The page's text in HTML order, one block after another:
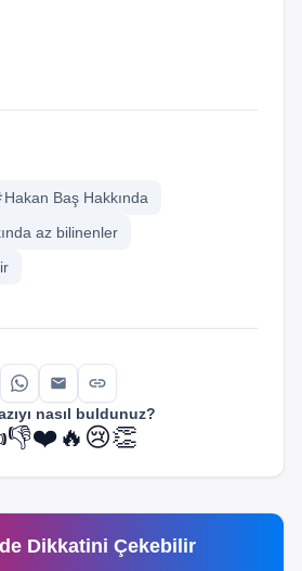
Hakan Baş Hakkında
az bilinenler
link
nasıl buldunuz?
👎❤️🔥 😢👏
Dikkatini Çekebilir